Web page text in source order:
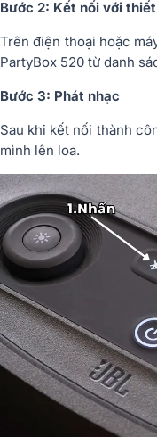
Bước 2: Kết nối với
Trên điện thoại hoặc
PartyBox 520 từ danh
Bước 3: Phát nhạc
Sau khi kết nối thành
mình lên loa.